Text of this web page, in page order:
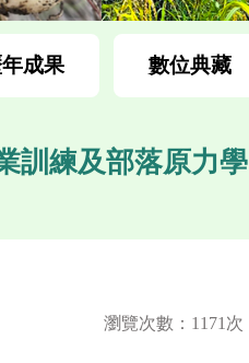
成果 數位典藏
訓練及部落原力學
瀏覽次數：1171次